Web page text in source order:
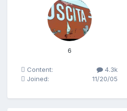
6
Content:
4.3k
Joined:
11/20/05